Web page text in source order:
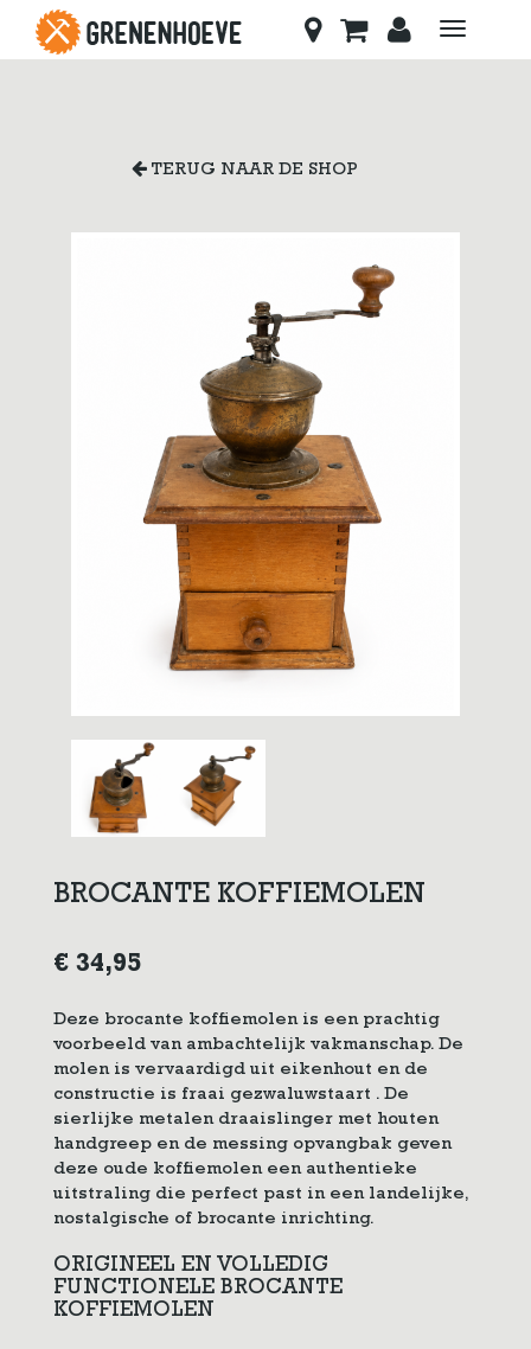
Toggle
TERUG NAAR DE SHOP
BROCANTE KOFFIEMOLEN
€ 34,95
Deze brocante koffiemolen is een prachtig
voorbeeld van ambachtelijk vakmanschap. De
molen is vervaardigd uit eikenhout en de
constructie is fraai gezwaluwstaart . De
sierlijke metalen draaislinger met houten
handgreep en de messing opvangbak geven
deze oude koffiemolen een authentieke
uitstraling die perfect past in een landelijke,
nostalgische of brocante inrichting.
ORIGINEEL EN VOLLEDIG
FUNCTIONELE BROCANTE
KOFFIEMOLEN